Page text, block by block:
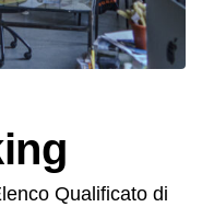
Qualificato di